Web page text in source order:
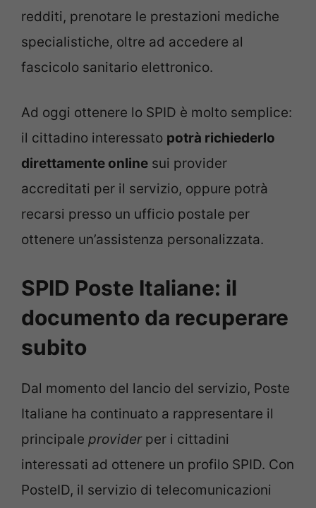
redditi, prenotare le prestazioni mediche
specialistiche, oltre ad accedere al
fascicolo sanitario elettronico.
Ad oggi ottenere lo SPID è molto semplice:
il cittadino interessato potrà richiederlo
direttamente online sui provider
accreditati per il servizio, oppure potrà
recarsi presso un ufficio postale per
ottenere un’assistenza personalizzata.
SPID Poste Italiane: il
documento da recuperare
subito
Dal momento del lancio del servizio, Poste
Italiane ha continuato a rappresentare il
principale providerper i cittadini
interessati ad ottenere un profilo SPID. Con
PosteID, il servizio di telecomunicazioni